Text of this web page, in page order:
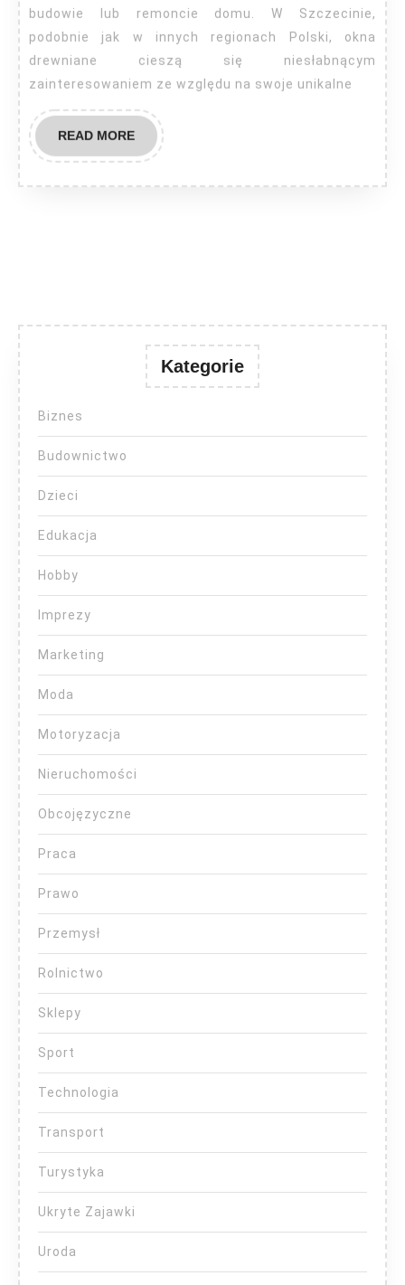
budowie lub remoncie domu. W Szczecinie,
podobnie jak w innych regionach Polski, okna
drewniane cieszą się niesłabnącym
zainteresowaniem ze względu na swoje unikalne
READ MOREREAD
MORE
Kategorie
Biznes
Budownictwo
Dzieci
Edukacja
Hobby
Imprezy
Marketing
Moda
Motoryzacja
Nieruchomości
Obcojęzyczne
Praca
Prawo
Przemysł
Rolnictwo
Sklepy
Sport
Technologia
Transport
Turystyka
Ukryte Zajawki
Uroda